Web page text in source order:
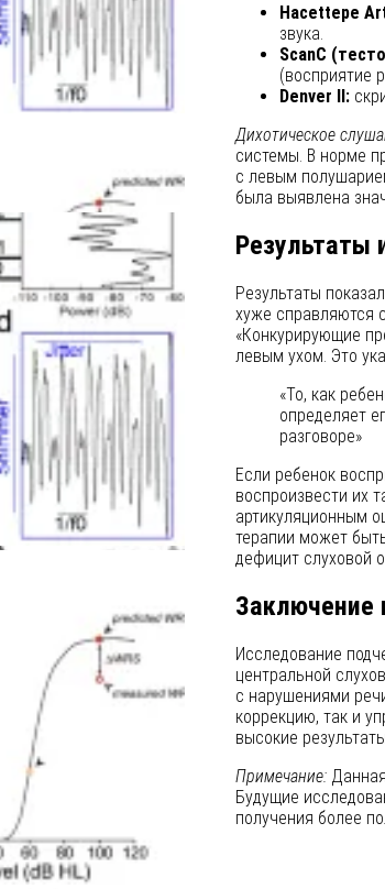
Hacettepe
звука.
ScanC
(восприятие
Denver II:
Дихотическое
системы. В норме
с левым
была выявлена
Результаты
Результаты
хуже справляются
«Конкурирующие
левым ухом. Это
«То, как
определяет
разговоре»
Если ребенок
воспроизвести их
артикуляционным
терапии может
дефицит слуховой
Заключение
Исследование
центральной
с нарушениями
коррекцию, так и
высокие
Примечание:Данная
Будущие
получения более